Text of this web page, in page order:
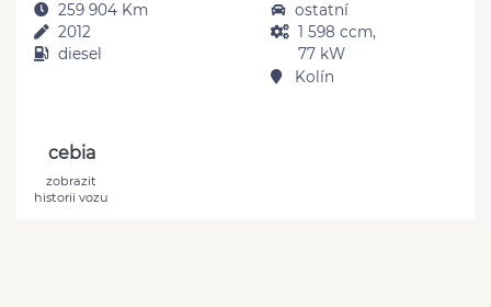
259 904 Km
2012
diesel
ostatní
1 598 ccm,
77 kW
Kolín
cebia
zobrazit
historii vozu